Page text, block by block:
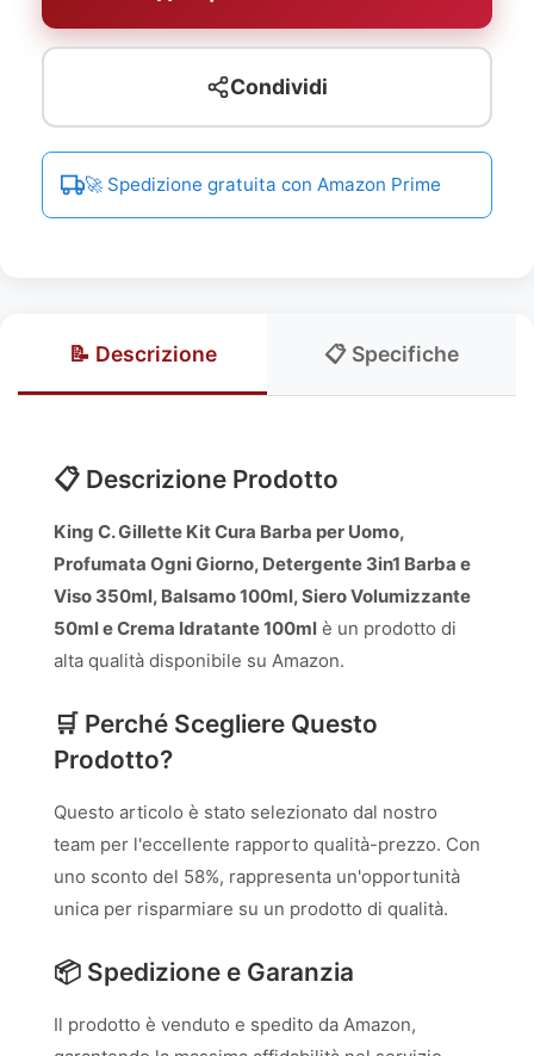
Condividi
🚀 Spedizione gratuita con Amazon Prime
📝 Descrizione 📋 Specifiche
📋 Descrizione Prodotto
King C. Gillette Kit Cura Barba per Uomo,
Profumata Ogni Giorno, Detergente 3in1 Barba e
Viso 350ml, Balsamo 100ml, Siero Volumizzante
50ml e Crema Idratante 100ml è un prodotto di
alta qualità disponibile su Amazon.
🛒 Perché Scegliere Questo
Prodotto?
Questo articolo è stato selezionato dal nostro
team per l'eccellente rapporto qualità-prezzo. Con
uno sconto del 58%, rappresenta un'opportunità
unica per risparmiare su un prodotto di qualità.
📦 Spedizione e Garanzia
Il prodotto è venduto e spedito da Amazon,